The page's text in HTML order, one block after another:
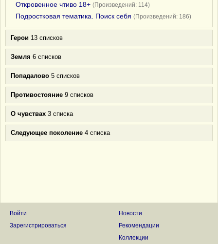
Откровенное чтиво 18+ (Произведений: 114)
Подростковая тематика. Поиск себя (Произведений: 186)
Герои 13 списков
Земля 6 списков
Попадалово 5 списков
Противостояние 9 списков
О чувствах 3 списка
Следующее поколение 4 списка
Войти
Зарегистрироваться
Новости
Рекомендации
Коллекции